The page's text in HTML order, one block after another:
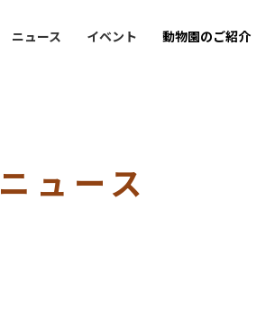
ニュース イベント 動物園のご紹介
ニュース